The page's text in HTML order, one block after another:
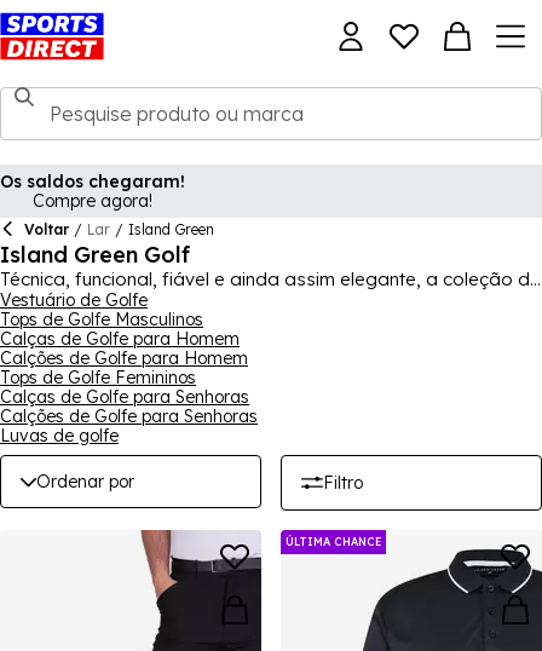
Os saldos chegaram!
Compre agora!
Voltar / Lar / Island Green
Island Green Golf
Técnica, funcional, fiável e ainda assim elegante, a coleção de
golfe Island Green fará com que pareça o seu melhor dentro
e fora do campo de golfe, dando ao seu corpo tudo o que
precisa para o sucesso no golfe. Homens, mulheres e crianças
estão cobertos na nossa coleção Island Green, com tudo,
desde camisas e tops de golfe até calças e calções de golfe,
numa grande variedade de estilos. A Island Green também o
protege para jogar golfe em tempo mais frio, com casacos
elegantes e malhas com os seus materiais de qualidade
exclusiva.
Vestuário de Golfe
Tops de Golfe Masculinos
Calças de Golfe para Homem
Calções de Golfe para Homem
Tops de Golfe Femininos
Calças de Golfe para Senhoras
Calções de Golfe para Senhoras
Luvas de golfe
Ordenar por Filtro
ÚLTIMA CHANCE